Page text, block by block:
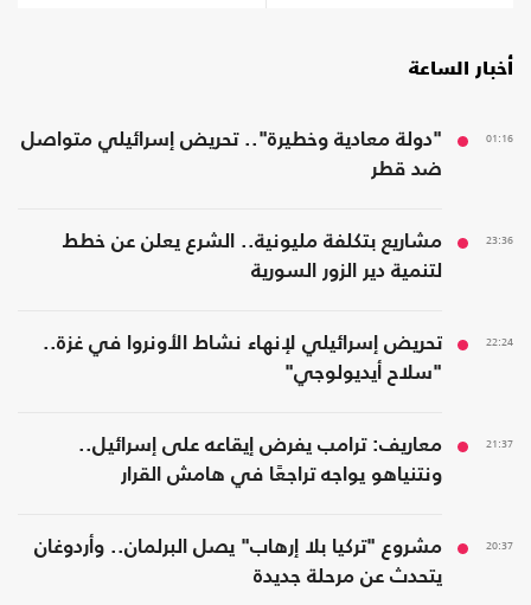
أخبار الساعة
01:16
"دولة معادية وخطيرة".. تحريض إسرائيلي متواصل
ضد قطر
23:36
مشاريع بتكلفة مليونية.. الشرع يعلن عن خطط
لتنمية دير الزور السورية
22:24
تحريض إسرائيلي لإنهاء نشاط الأونروا في غزة..
"سلاح أيديولوجي"
21:37
معاريف: ترامب يفرض إيقاعه على إسرائيل..
ونتنياهو يواجه تراجعًا في هامش القرار
20:37
مشروع "تركيا بلا إرهاب" يصل البرلمان.. وأردوغان
يتحدث عن مرحلة جديدة